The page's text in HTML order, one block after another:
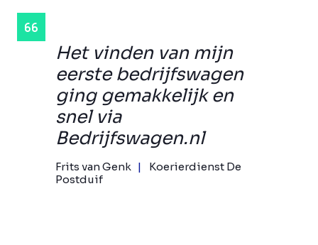
Het vinden van mijn
eerste bedrijfswagen
ging gemakkelijk en
snel via
Bedrijfswagen.nl
Frits van Genk
Koerierdienst De
Postduif